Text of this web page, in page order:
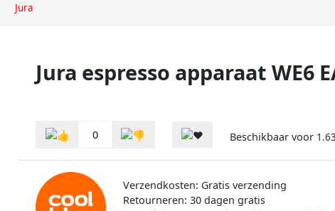
Jura
Jura espresso apparaat WE6
0 Beschikbaar voor
Verzendkosten: Gratis verzending
Retourneren: 30 dagen gratis